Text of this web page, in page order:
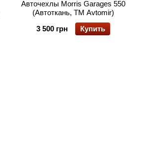
Авточехлы Morris Garages 550
(Автоткань, TM Avtomir)
3 500 грн
Купить